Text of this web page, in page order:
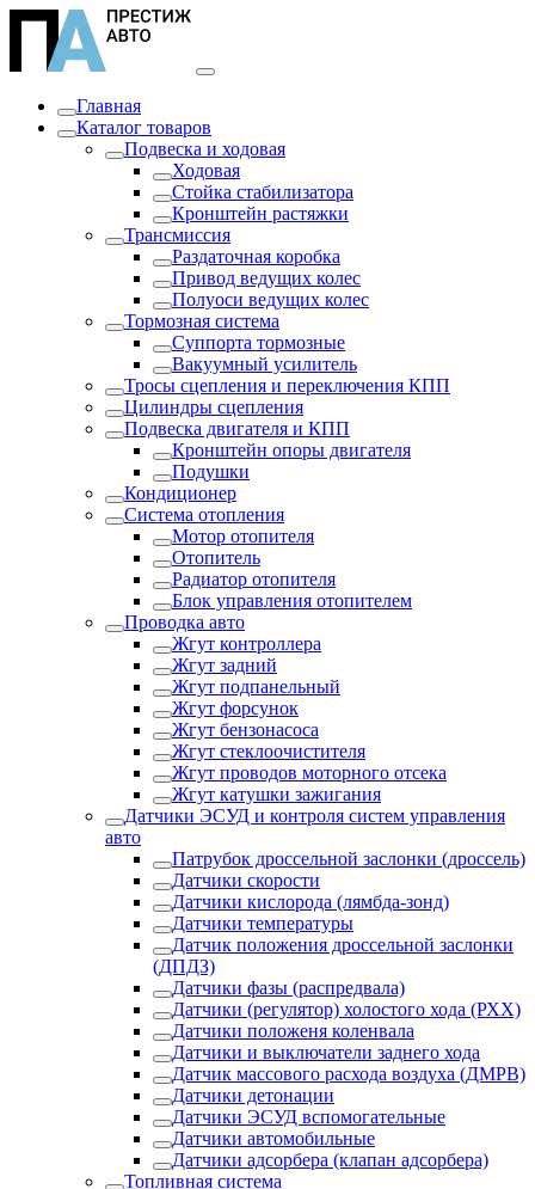
Главная
Каталог товаров
Подвеска и ходовая
Ходовая
Стойка стабилизатора
Кронштейн растяжки
Трансмиссия
Раздаточная коробка
Привод ведущих колес
Полуоси ведущих колес
Тормозная система
Суппорта тормозные
Вакуумный усилитель
Тросы сцепления и переключения КПП
Цилиндры сцепления
Подвеска двигателя и КПП
Кронштейн опоры двигателя
Подушки
Кондиционер
Система отопления
Мотор отопителя
Отопитель
Радиатор отопителя
Блок управления отопителем
Проводка авто
Жгут контроллера
Жгут задний
Жгут подпанельный
Жгут форсунок
Жгут бензонасоса
Жгут стеклоочистителя
Жгут проводов моторного отсека
Жгут катушки зажигания
Датчики ЭСУД и контроля систем управления
авто
Патрубок дроссельной заслонки (дроссель)
Датчики скорости
Датчики кислорода (лямбда-зонд)
Датчики температуры
Датчик положения дроссельной заслонки
(ДПДЗ)
Датчики фазы (распредвала)
Датчики (регулятор) холостого хода (РХХ)
Датчики положеня коленвала
Датчики и выключатели заднего хода
Датчик массового расхода воздуха (ДМРВ)
Датчики детонации
Датчики ЭСУД вспомогательные
Датчики автомобильные
Датчики адсорбера (клапан адсорбера)
Топливная система